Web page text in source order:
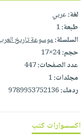
وفرات
انشر
كتابك
تواصل
معنا
لغة:عربي
طبعة:1
السلسلة:موسوعة تاريخ
حجم:24×17
عدد الصفحات:447
مجلدات:1
ردمك:9789953752136
اكسسوارات كتب